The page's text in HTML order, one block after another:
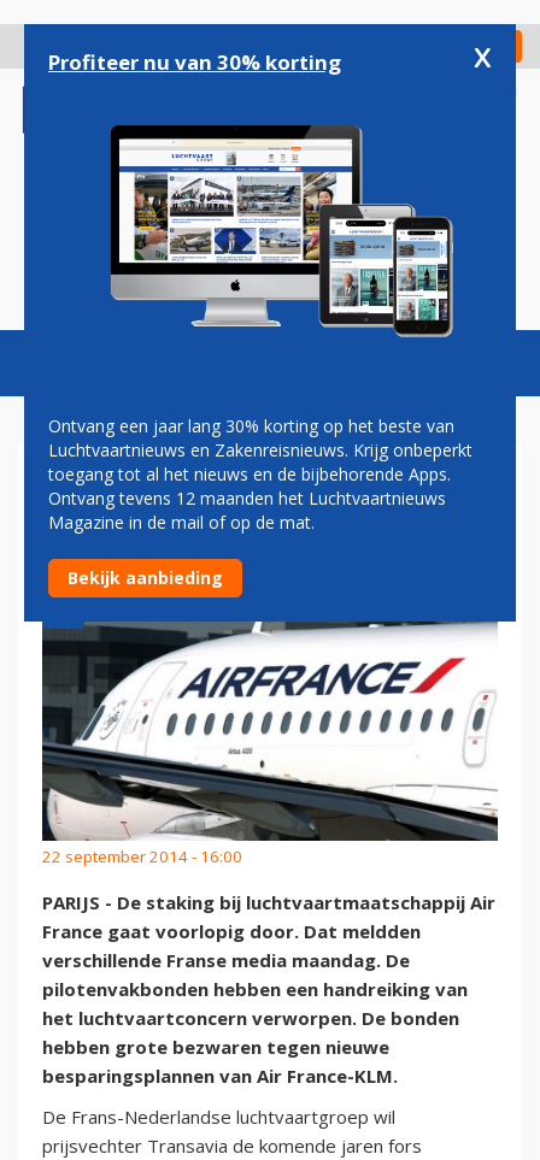
gaan
Check in
Magazine Podcasts Vacatures
'STAKING AIR FRANCE GAAT
VOORLOPIG DOOR'
22 september 2014 - 16:00
PARIJS - De staking bij luchtvaartmaatschappij Air
France gaat voorlopig door. Dat meldden
verschillende Franse media maandag. De
pilotenvakbonden hebben een handreiking van
het luchtvaartconcern verworpen. De bonden
hebben grote bezwaren tegen nieuwe
besparingsplannen van Air France-KLM.
De Frans-Nederlandse luchtvaartgroep wil
prijsvechter Transavia de komende jaren fors
Profiteer nu van 30% korting x
Ontvang een jaar lang 30% korting op het beste van
Luchtvaartnieuws en Zakenreisnieuws. Krijg onbeperkt
toegang tot al het nieuws en de bijbehorende Apps.
Ontvang tevens 12 maanden het Luchtvaartnieuws
Magazine in de mail of op de mat.
Bekijk aanbieding